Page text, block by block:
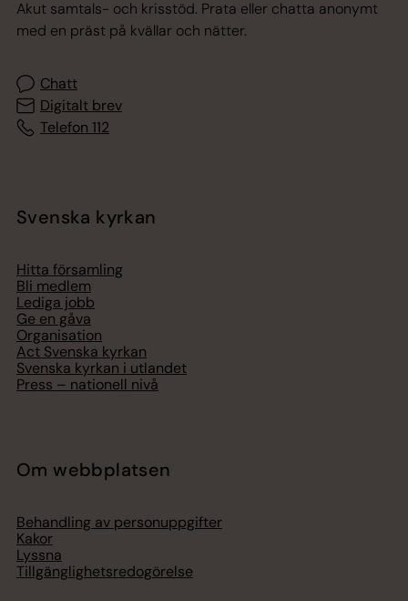
Akut samtals- och krisstöd. Prata eller chatta anonymt
med en präst på kvällar och nätter.
Chatt
Digitalt brev
Telefon 112
Svenska kyrkan
Hitta församling
Bli medlem
Lediga jobb
Ge en gåva
Organisation
Act Svenska kyrkan
Svenska kyrkan i utlandet
Press – nationell nivå
Om webbplatsen
Behandling av personuppgifter
Kakor
Lyssna
Tillgänglighetsredogörelse